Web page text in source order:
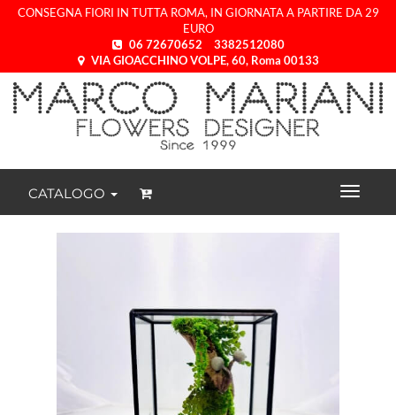
CONSEGNA FIORI IN TUTTA ROMA, IN GIORNATA A PARTIRE DA 29
EURO
06 72670652
3382512080
VIA GIOACCHINO VOLPE, 60, Roma 00133
CATALOGO